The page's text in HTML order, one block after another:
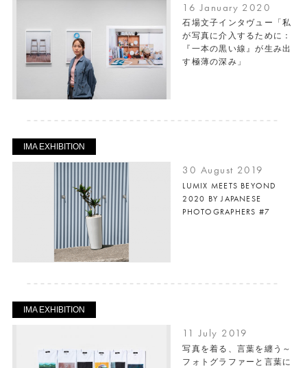
16 January 2020
石場文子インタヴュー「私
が写真に介入するために：
『一本の黒い線』が生み出
す極薄の深み」
IMA EXHIBITION
30 August 2019
LUMIX MEETS BEYOND
2020 BY JAPANESE
PHOTOGRAPHERS #7
IMA EXHIBITION
11 July 2019
写真を着る、言葉を纏う～
フォトグラファーと言葉に